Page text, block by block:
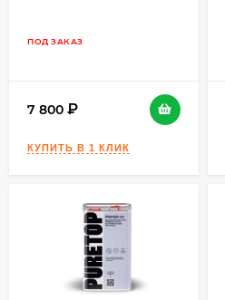
ПОД ЗАКАЗ
7 800